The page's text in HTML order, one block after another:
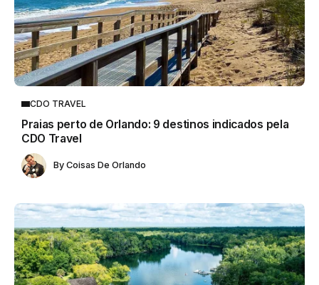
CDO TRAVEL
Praias perto de Orlando: 9 destinos indicados pela
CDO Travel
By Coisas De Orlando